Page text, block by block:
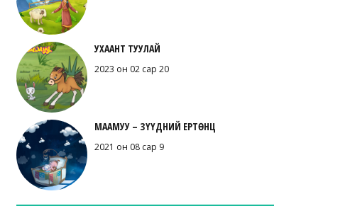
УХААНТ ТУУЛАЙ
2023 он 02 сар 20
МААМУУ – ЗҮҮДНИЙ ЕРТӨНЦ
2021 он 08 сар 9